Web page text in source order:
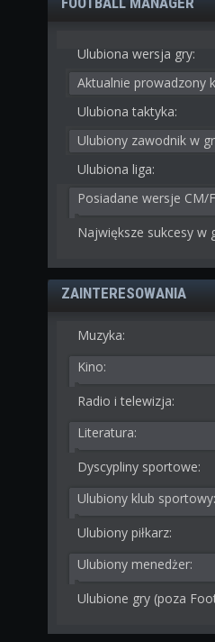
Ulubiona wersja gry:
Aktualnie prowadzony
Ulubiona taktyka:
Ulubiony zawodnik w
Ulubiona liga:
Posiadane wersje CM/
Największe sukcesy w
ZAINTERESOWANIA
Muzyka:
Kino:
Radio i telewizja:
Literatura:
Dyscypliny sportowe:
Ulubiony klub sportowy:
Ulubiony piłkarz:
Ulubiony menedżer:
Ulubione gry (poza